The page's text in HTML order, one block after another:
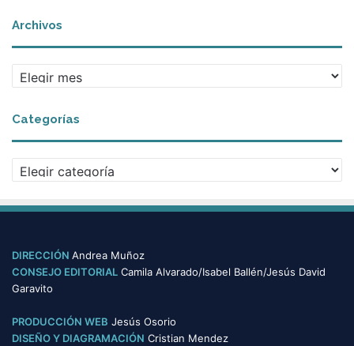
Archivos
r
h
i
Categorías
a
e
o
r
s
DIRECCIÓN Andrea Muñoz
CONSEJO EDITORIAL Camila Alvarado/Isabel Ballén/Jesús David
Garavito
PRODUCCIÓN WEB Jesús Osorio
DISEÑO Y DIAGRAMACIÓN Cristian Mendez